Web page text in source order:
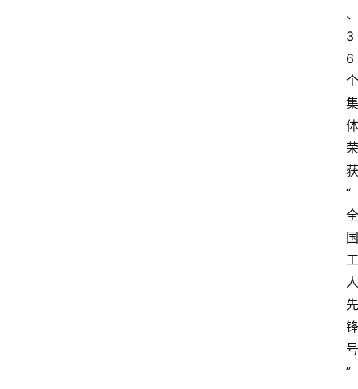
、
3
6
个
集
体
荣
获
“
全
国
工
人
先
锋
号
”